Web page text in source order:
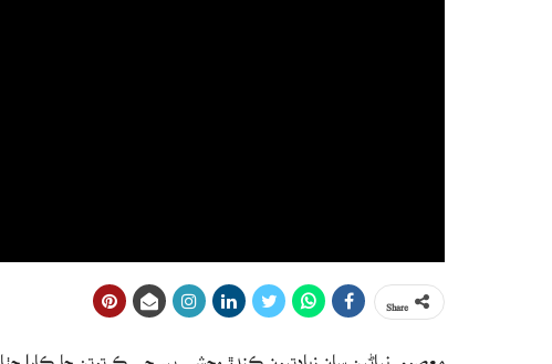
معصوم نياڻين سان زيادتيون ڪندڙ وحشي پِير جي ڪرتوتن جا ڪارا چِٺا